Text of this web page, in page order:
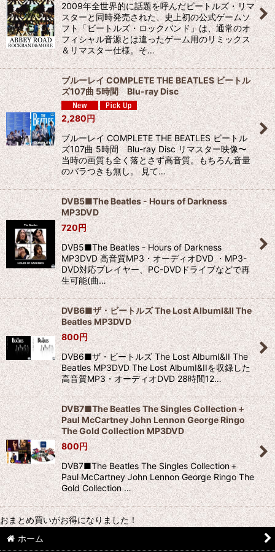
2009年全世界的に話題を呼んだビートルズ・リマ
スターと同時発売された、史上初の公式ゲームソ
フト「ビートルズ・ロックバンド」は、通常のオ
フィシャル音源とは違ったゲーム用のリミックス
＆リマスター仕様。そ…
ブルーレイ COMPLETE THE BEATLES ビートル
ズ107曲 5時間 Blu-ray Disc
2,280円
ブルーレイ COMPLETE THE BEATLES ビートル
ズ107曲 5時間 Blu-ray Disc リマスター映像〜
当時の画質も全く落とさず高音質。もちろん音量
のバラつきも無し。 見て…
DVB5■The Beatles - Hours of Darkness
MP3DVD
720円
DVB5■The Beatles - Hours of Darkness
MP3DVD 高音質MP3・オーディオDVD ・MP3-
DVD対応プレイヤー、PC-DVDドライブなどで再
生可能(曲…
DVB6■ザ・ビートルズ The Lost AlbumI&II The
Beatles MP3DVD
800円
DVB6■ザ・ビートルズ The Lost AlbumI&II The
Beatles MP3DVD The Lost AlbumI&IIを収録した
高音質MP3・オーディオDVD 28時間12…
DVB7■The Beatles The Singles Collection＋
Paul McCartney John Lennon George Ringo
The Gold Collection MP3DVD
800円
DVB7■The Beatles The Singles Collection＋
Paul McCartney John Lennon George Ringo The
Gold Collection …
おまとめ買いがお得になりました！
ホーム